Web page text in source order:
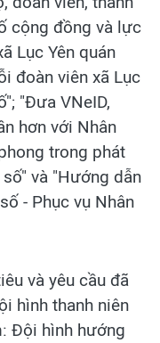
cộng đồng và lực
Lục Yên quán
đoàn viên xã Lục
"Đưa VNeID,
hơn với Nhân
trong phát
và "Hướng dẫn
- Phục vụ Nhân
và yêu cầu đã
hình thanh niên
Đội hình hướng